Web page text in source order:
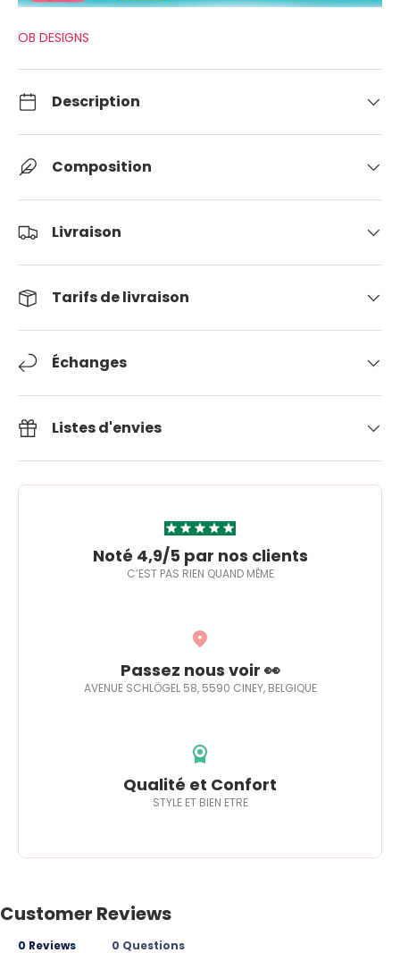
OB DESIGNS
Description
Composition
Livraison
Tarifs de livraison
Échanges
Listes d'envies
Noté 4,9/5 par nos clients
C’EST PAS RIEN QUAND MÊME
Passez nous voir 👀
AVENUE SCHLÖGEL 58, 5590 CINEY, BELGIQUE
Qualité et Confort
STYLE ET BIEN ETRE